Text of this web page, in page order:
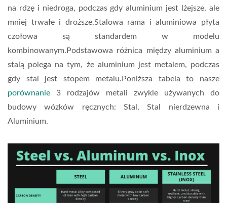
na rdzę i niedroga, podczas gdy aluminium jest lżejsze, ale
mniej trwałe i droższe.Stalowa rama i aluminiowa płyta
czołowa są standardem w modelu
kombinowanym.Podstawowa różnica między aluminium a
stalą polega na tym, że aluminium jest metalem, podczas
gdy stal jest stopem metalu.Poniższa tabela to nasze
porównanie 3 rodzajów metali zwykle używanych do
budowy wózków ręcznych: Stal, Stal nierdzewna i
Aluminium.